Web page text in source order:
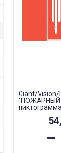
Giant/Vision/
"ПОЖАРНЫЙ